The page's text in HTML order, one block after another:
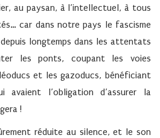
au paysan, à l’intellectuel, à tous
car dans notre pays le fascisme
longtemps dans les attentats
les ponts, coupant les voies
et les gazoducs, bénéficiant
l’obligation d’assurer la
!
réduite au silence, et le son